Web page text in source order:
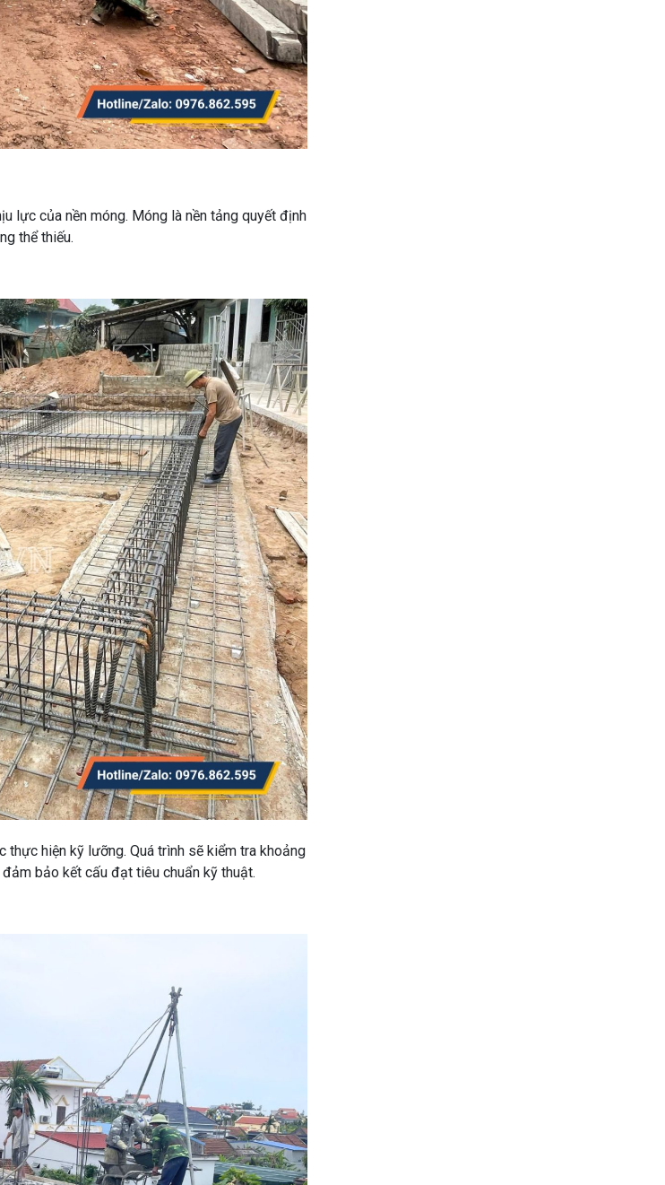
lực của nền móng. Móng là nền tảng quyết định
thể thiếu.
hiện kỹ lưỡng. Quá trình sẽ kiểm tra khoảng
bảo kết cấu đạt tiêu chuẩn kỹ thuật.